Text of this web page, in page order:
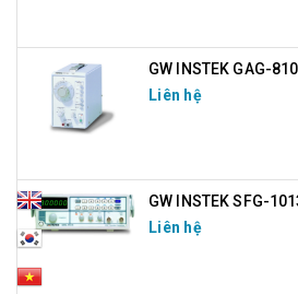
GW INSTEK GAG-
Liên hệ
GW INSTEK SFG-
Liên hệ